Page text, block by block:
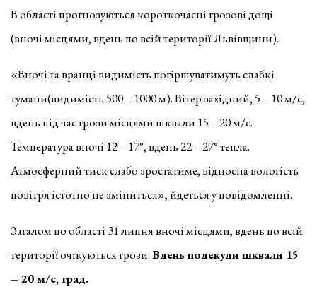
В області прогнозуються короткочасні грозові дощі
(вночі місцями, вдень по всій території Львівщини).
«Вночі та вранці видимість погіршуватимуть слабкі
тумани(видимість 500 – 1000 м). Вітер західний, 5 – 10 м/с,
вдень під час грози місцями шквали 15 – 20 м/с.
Температура вночі 12 – 17°, вдень 22 – 27° тепла.
Атмосферний тиск слабо зростатиме, відносна вологість
повітря істотно не зміниться», йдеться у повідомленні.
Загалом по області 31 липня вночі місцями, вдень по всій
території очікуються грози.Вдень подекуди шквали 15
– 20 м/с, град.